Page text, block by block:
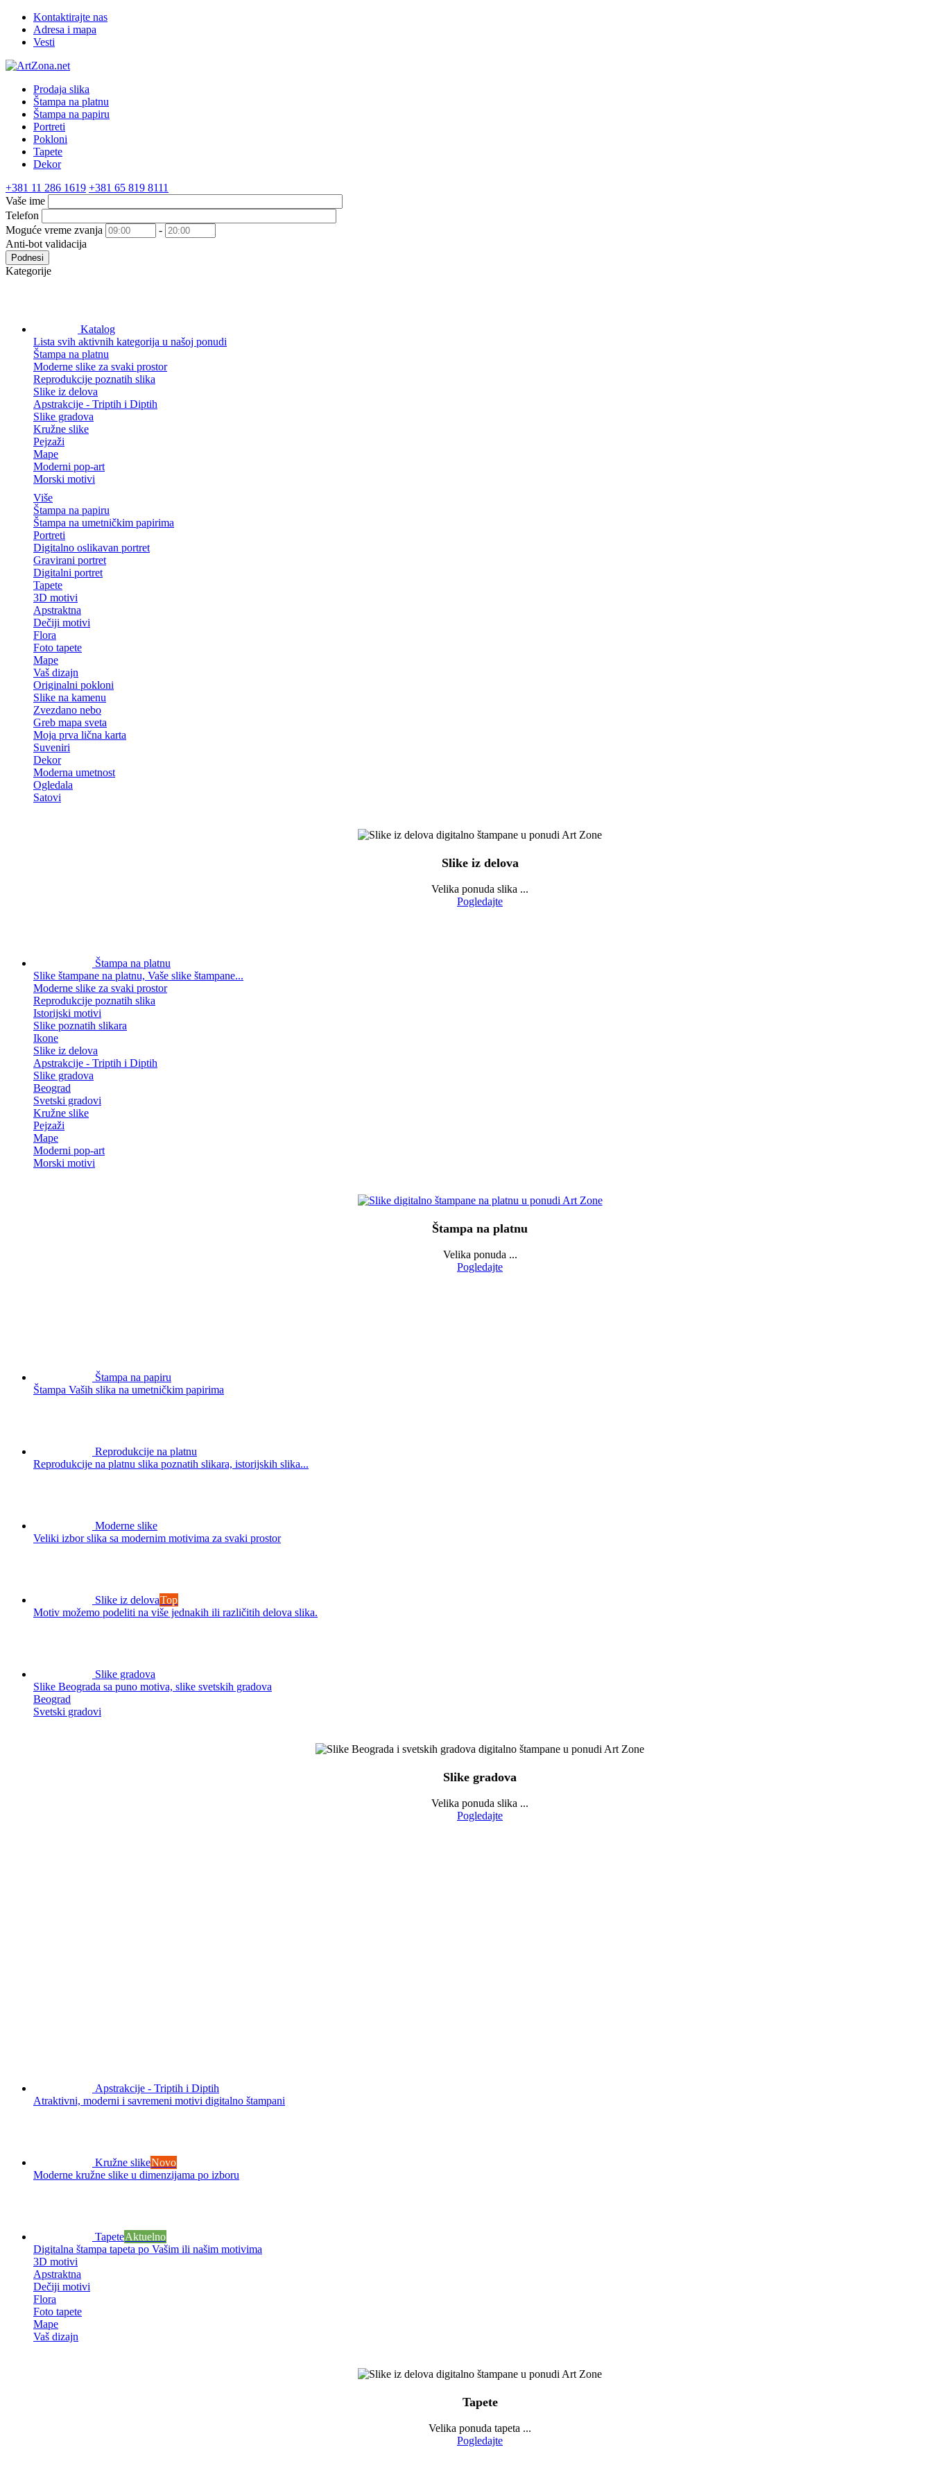
Kontaktirajte nas
Adresa i mapa
Vesti
Prodaja slika
Štampa na platnu
Štampa na papiru
Portreti
Pokloni
Tapete
Dekor
+381 11 286 1619 +381 65 819 8111
Vaše ime
Telefon
Moguće vreme zvanja
-
Anti-bot validacija
Podnesi
Kategorije
Katalog
Lista svih aktivnih kategorija u našoj ponudi
Štampa na platnu
Moderne slike za svaki prostor
Reprodukcije poznatih slika
Slike iz delova
Apstrakcije - Triptih i Diptih
Slike gradova
Kružne slike
Pejzaži
Mape
Moderni pop-art
Morski motivi
Više
Štampa na papiru
Štampa na umetničkim papirima
Portreti
Digitalno oslikavan portret
Gravirani portret
Digitalni portret
Tapete
3D motivi
Apstraktna
Dečiji motivi
Flora
Foto tapete
Mape
Vaš dizajn
Originalni pokloni
Slike na kamenu
Zvezdano nebo
Greb mapa sveta
Moja prva lična karta
Suveniri
Dekor
Moderna umetnost
Ogledala
Satovi
Slike iz delova
Velika ponuda slika ...
Pogledajte
Štampa na platnu
Slike štampane na platnu, Vaše slike štampane...
Moderne slike za svaki prostor
Reprodukcije poznatih slika
Istorijski motivi
Slike poznatih slikara
Ikone
Slike iz delova
Apstrakcije - Triptih i Diptih
Slike gradova
Beograd
Svetski gradovi
Kružne slike
Pejzaži
Mape
Moderni pop-art
Morski motivi
Štampa na platnu
Velika ponuda ...
Pogledajte
Štampa na papiru
Štampa Vaših slika na umetničkim papirima
Reprodukcije na platnu
Reprodukcije na platnu slika poznatih slikara, istorijskih slika...
Moderne slike
Veliki izbor slika sa modernim motivima za svaki prostor
Slike iz delovaTop
Motiv možemo podeliti na više jednakih ili različitih delova slika.
Slike gradova
Slike Beograda sa puno motiva, slike svetskih gradova
Beograd
Svetski gradovi
Slike gradova
Velika ponuda slika ...
Pogledajte
Apstrakcije - Triptih i Diptih
Atraktivni, moderni i savremeni motivi digitalno štampani
Kružne slikeNovo
Moderne kružne slike u dimenzijama po izboru
TapeteAktuelno
Digitalna štampa tapeta po Vašim ili našim motivima
3D motivi
Apstraktna
Dečiji motivi
Flora
Foto tapete
Mape
Vaš dizajn
Tapete
Velika ponuda tapeta ...
Pogledajte